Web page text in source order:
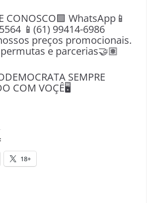
CONOSCO🟩 WhatsApp📱
📱(61) 99414-6986
preços promocionais.
e parcerias🤝🏽
SEMPRE
COM VOÇÊ🖥️
18+